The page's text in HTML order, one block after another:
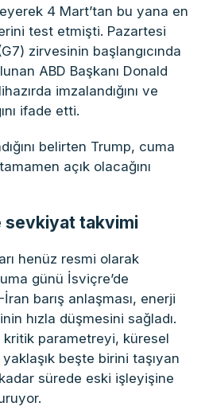
4 Mart’tan bu yana en
test etmişti. Pazartesi
zirvesinin başlangıcında
ABD Başkanı Donald
imzalandığını ve
ifade etti.
belirten Trump, cuma
açık olacağını
sevkiyat takvimi
henüz resmi olarak
günü İsviçre’de
barış anlaşması, enerji
hızla düşmesini sağladı.
kritik parametreyi, küresel
beşte birini taşıyan
kadar sürede eski işleyişine